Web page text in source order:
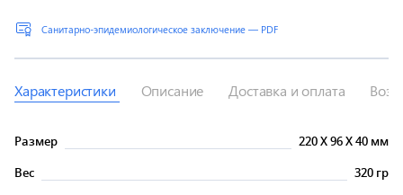
Санитарно-эпидемиологическое заключение — PDF
Характеристики Описание Доставка и оплата
Размер 220X96X40 мм
Вес
320 гр